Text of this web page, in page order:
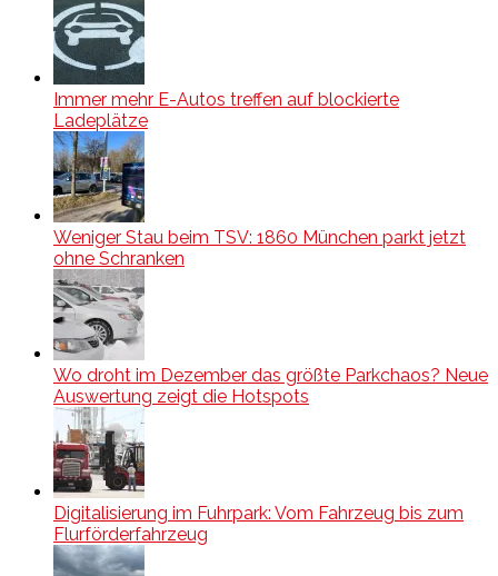
Immer mehr E-Autos treffen auf blockierte
Ladeplätze
Weniger Stau beim TSV: 1860 München parkt jetzt
ohne Schranken
Wo droht im Dezember das größte Parkchaos? Neue
Auswertung zeigt die Hotspots
Digitalisierung im Fuhrpark: Vom Fahrzeug bis zum
Flurförderfahrzeug